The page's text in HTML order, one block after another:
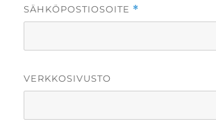
SÄHKÖPOSTIOSOITE *
VERKKOSIVUSTO